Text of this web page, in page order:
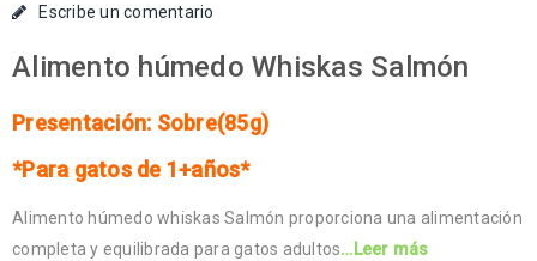
Escribe un comentario
Alimento húmedo Whiskas Salmón
Presentación: Sobre(85g)
*Para gatos de 1+años*
Alimento húmedo whiskas Salmón proporciona una alimentación
completa y equilibrada para gatos adultos…Leer más